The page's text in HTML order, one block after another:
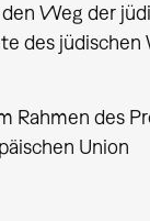
Weg der
des jüdischen
Rahmen des
Union